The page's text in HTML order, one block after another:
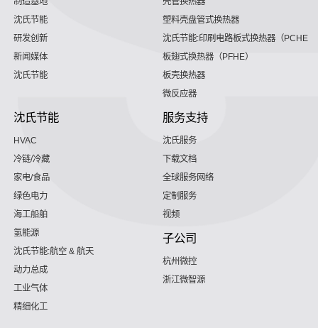
沈氏节能
研发创新
新闻媒体
沈氏节能
塑料壳盘管式换热器
沈氏节能:印刷电路板式换热器（PCHE）
板翅式换热器（PFHE）
板壳换热器
微反应器
沈氏节能
HVAC
冷链/冷藏
家电/食品
绿色电力
海工船舶
氢能源
沈氏节能:航空 & 航天
动力总成
工业气体
精细化工
服务支持
沈氏服务
下载文档
全球服务网络
定制服务
视频
子公司
杭州微控
浙江微智源